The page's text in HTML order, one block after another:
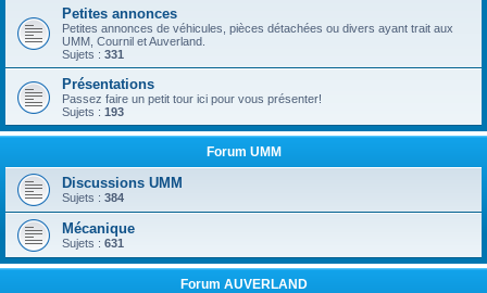
Petites annonces
Petites annonces de véhicules, pièces détachées ou divers ayant trait aux
UMM, Cournil et Auverland.
Sujets : 331
Présentations
Passez faire un petit tour ici pour vous présenter!
Sujets : 193
Forum UMM
Discussions UMM
Sujets : 384
Mécanique
Sujets : 631
Forum AUVERLAND